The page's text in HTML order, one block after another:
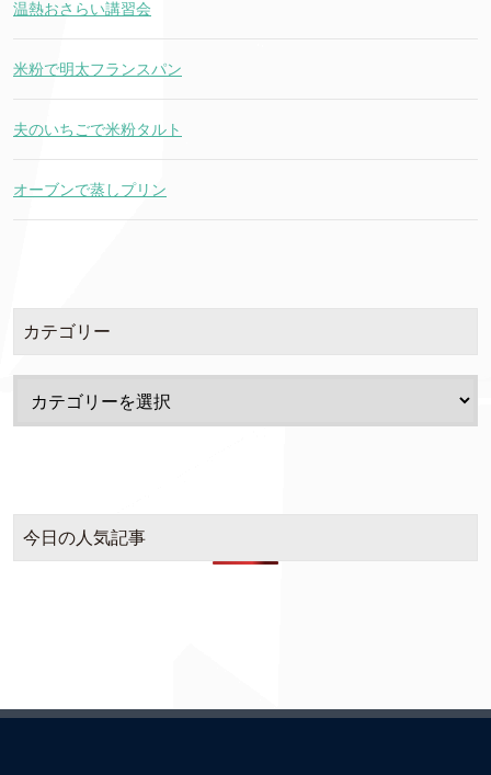
温熱おさらい講習会
米粉で明太フランスパン
夫のいちごで米粉タルト
オーブンで蒸しプリン
カテゴリー
今日の人気記事